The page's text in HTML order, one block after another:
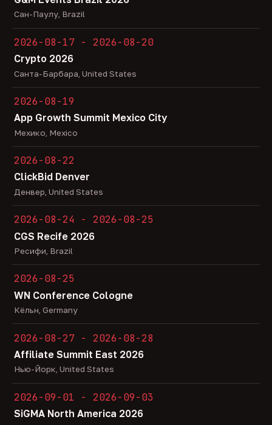
Сан-Паулу, Brazil
2026-08-17 - 2026-08-20
Crypto 2026
Санта-Барбара, United States
2026-08-19
App Growth Summit Mexico City
Мехико, Mexico
2026-08-22
ClickBid Denver
Денвер, United States
2026-08-24 - 2026-08-25
CGS Recife 2026
Ресифи, Brazil
2026-08-25
WN Conference Cologne
Кёльн, Germany
2026-08-27 - 2026-08-28
Affiliate Summit East 2026
Нью-Йорк, United States
2026-09-01 - 2026-09-03
SiGMA North America 2026